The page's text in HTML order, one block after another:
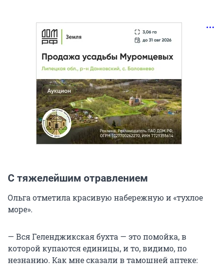
С тяжелейшим отравлением
Ольга отметила красивую набережную и «тухлое
море».
— Вся Геленджикская бухта — это помойка, в
которой купаются единицы, и то, видимо, по
незнанию. Как мне сказали в тамошней аптеке: